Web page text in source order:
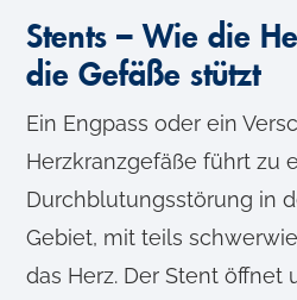
Stents – Wie die
die Gefäße stützt
Ein Engpass oder ein
Herzkranzgefäße führt zu
Durchblutungsstörung in
Gebiet, mit teils
das Herz. Der Stent öffnet